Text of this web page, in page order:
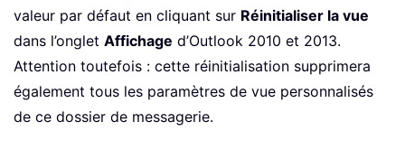
valeur par défaut en cliquant sur Réinitialiser la vue
dans l’onglet Affichage d’Outlook 2010 et 2013.
Attention toutefois : cette réinitialisation supprimera
également tous les paramètres de vue personnalisés
de ce dossier de messagerie.